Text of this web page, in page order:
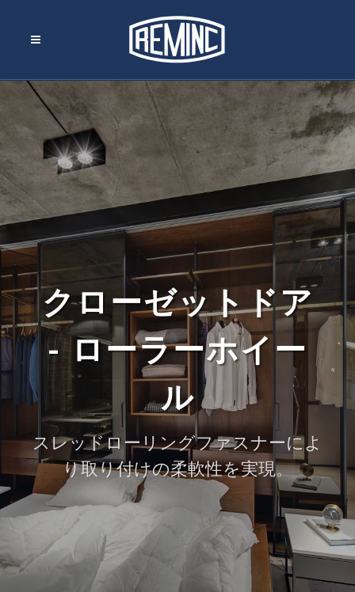
クローゼットドア
- ローラーホイー
ル
スレッドローリングファスナーによ
り取り付けの柔軟性を実現。